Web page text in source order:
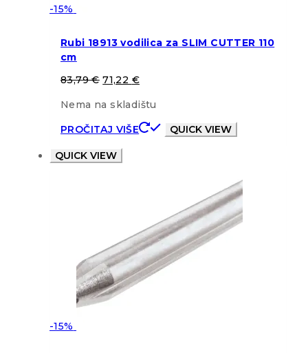
-15%
Rubi 18913 vodilica za SLIM CUTTER 110
cm
83,79€ 71,22 €
Nema na skladištu
PROČITAJ VIŠE
QUICK VIEW
QUICK VIEW
-15%